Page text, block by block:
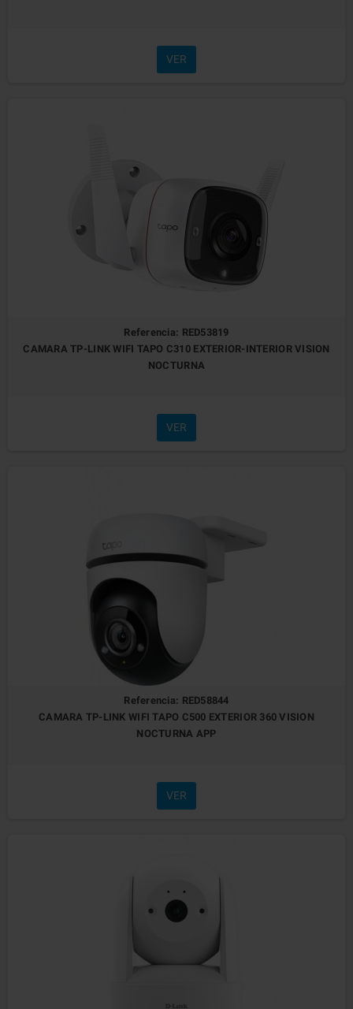
VER
Referencia: RED53819
CAMARA TP-LINK WIFI TAPO C310 EXTERIOR-INTERIOR VISION
NOCTURNA
VER
Referencia: RED58844
CAMARA TP-LINK WIFI TAPO C500 EXTERIOR 360 VISION
NOCTURNA APP
VER